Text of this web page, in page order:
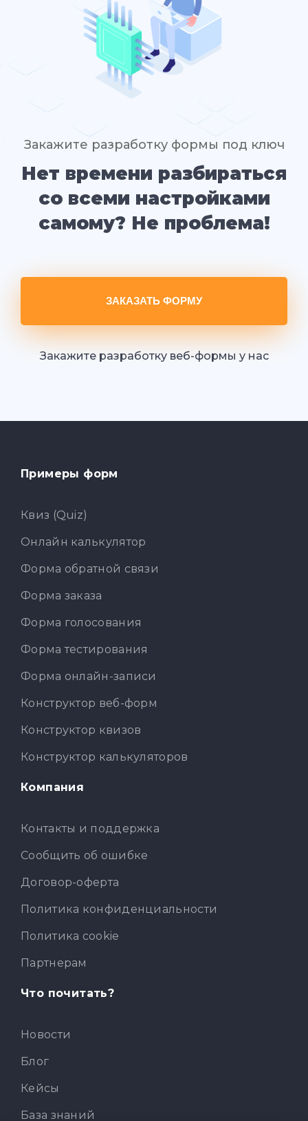
Закажите разработку формы под ключ
Нет времени разбираться
со всеми настройками
самому? Не проблема!
ЗАКАЗАТЬ ФОРМУ
Закажите разработку веб-формы у нас
Примеры форм
Квиз (Quiz)
Онлайн калькулятор
Форма обратной связи
Форма заказа
Форма голосования
Форма тестирования
Форма онлайн-записи
Конструктор веб-форм
Конструктор квизов
Конструктор калькуляторов
Компания
Контакты и поддержка
Сообщить об ошибке
Договор-оферта
Политика конфиденциальности
Политика cookie
Партнерам
Что почитать?
Новости
Блог
Кейсы
База знаний